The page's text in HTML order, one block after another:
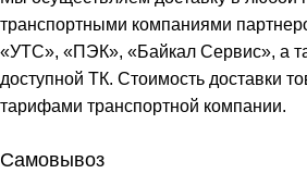
транспортными компаниями
«УТС», «ПЭК», «Байкал Сервис», а
доступной ТК. Стоимость доставки
тарифами транспортной компании.
Самовывоз